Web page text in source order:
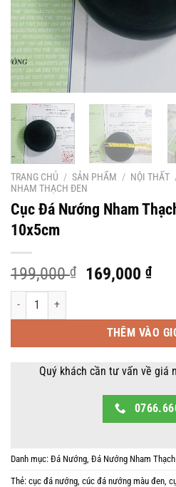
TRANG CHỦ / SẢN PHẨM / NỘI THẤT
NHAM THẠCH ĐEN
Cục Đá Nướng Nham
10x5cm
199,000₫
Giá
199,000 ₫.
169,000₫Giá
là:
Cục Đá Nướng Nham Thạch Màu Đen Tại
THÊM VÀO
Quý khách cần tư vấn về giá
Danh mục: Đá Nướng Đá Nướng Nham
Thẻ: cục đá nướng cúc đá nướng màu đen